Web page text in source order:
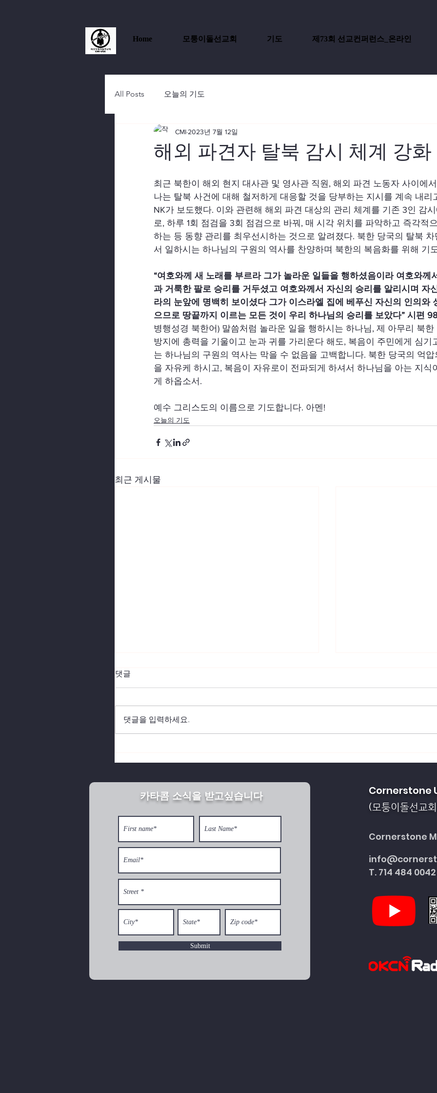
Home 모퉁이돌선교회 기도 제73회 선교컨퍼런스_온라인
All Posts 오늘의 기도
해외 파견자 탈북 감시 체계 강화
CMI 2023년 7월 12일
최근 북한이 해외 현지 대사관 및 영사관 직원, 해외 파견 노동자 사이에
나는 탈북 사건에 대해 철저하게 대응할 것을 당부하는 지시를 계속 내리
NK가 보도했다. 이와 관련해 해외 파견 대상의 관리 체계를 기존 3인 감시
로, 하루 1회 점검을 3회 점검으로 바꿔, 매 시각 위치를 파악하고 즉각적
하는 등 동향 관리를 최우선시하는 것으로 알려졌다. 북한 당국의 탈북 차
서 일하시는 하나님의 구원의 역사를 찬양하며 북한의 복음화를 위해 기
“여호와께 새 노래를 부르라 그가 놀라운 일들을 행하셨음이라 여호와께
과 거룩한 팔로 승리를 거두셨고 여호와께서 자신의 승리를 알리시며 자
라의 눈앞에 명백히 보이셨다 그가 이스라엘 집에 베푸신 자신의 인의와
으므로 땅끝까지 이르는 모든 것이 우리 하나님의 승리를 보았다” 시편 98
병행성경 북한어) 말씀처럼 놀라운 일을 행하시는 하나님, 제 아무리 북한
방지에 총력을 기울이고 눈과 귀를 가리운다 해도, 복음이 주민에게 심기
는 하나님의 구원의 역사는 막을 수 없음을 고백합니다. 북한 당국의 억
을 자유케 하시고, 복음이 자유로이 전파되게 하셔서 하나님을 아는 지식
게 하옵소서.
예수 그리스도의 이름으로 기도합니다. 아멘!
오늘의 기도
최근 게시물
북한의 깨어진 가정이 회복되게 하소서
댓글
댓글을 입력하세요.
카타콤 소식을 받고싶습니다
Submit
Cornerstone
(모퉁이돌선교
Cornerstone
T. 714 484 0042